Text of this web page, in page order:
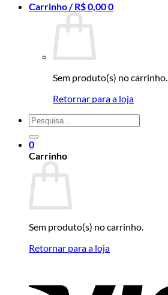
Carrinho /R$0,000
Sem produto(s) no carrinho.
Retornar para a loja
Pesquisar
por:
0
Carrinho
Sem produto(s) no carrinho.
Retornar para a loja